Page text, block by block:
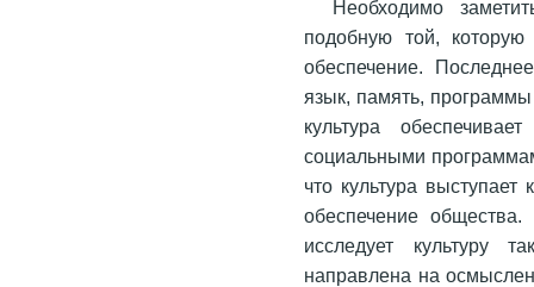
Необходимо
подобную той,
обеспечение.
язык, память,
культура
социальными
что культура
обеспечение общества.
исследует культуру
направлена на